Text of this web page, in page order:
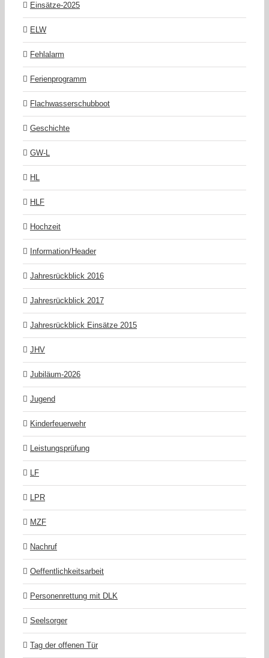
Einsätze-2025
ELW
Fehlalarm
Ferienprogramm
Flachwasserschubboot
Geschichte
GW-L
HL
HLF
Hochzeit
Information/Header
Jahresrückblick 2016
Jahresrückblick 2017
Jahresrückblick Einsätze 2015
JHV
Jubiläum-2026
Jugend
Kinderfeuerwehr
Leistungsprüfung
LF
LPR
MZF
Nachruf
Oeffentlichkeitsarbeit
Personenrettung mit DLK
Seelsorger
Tag der offenen Tür